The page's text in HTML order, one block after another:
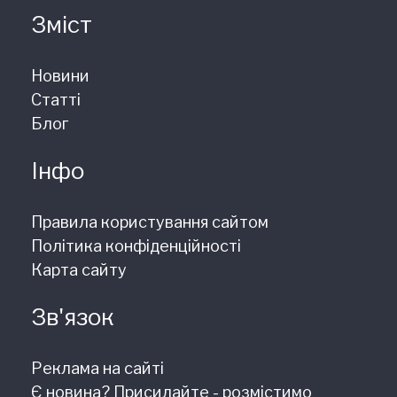
Зміст
Новини
Статті
Блог
Інфо
Правила користування сайтом
Політика конфіденційності
Карта сайту
Зв'язок
Реклама на сайті
Є новина? Присилайте - розмістимо